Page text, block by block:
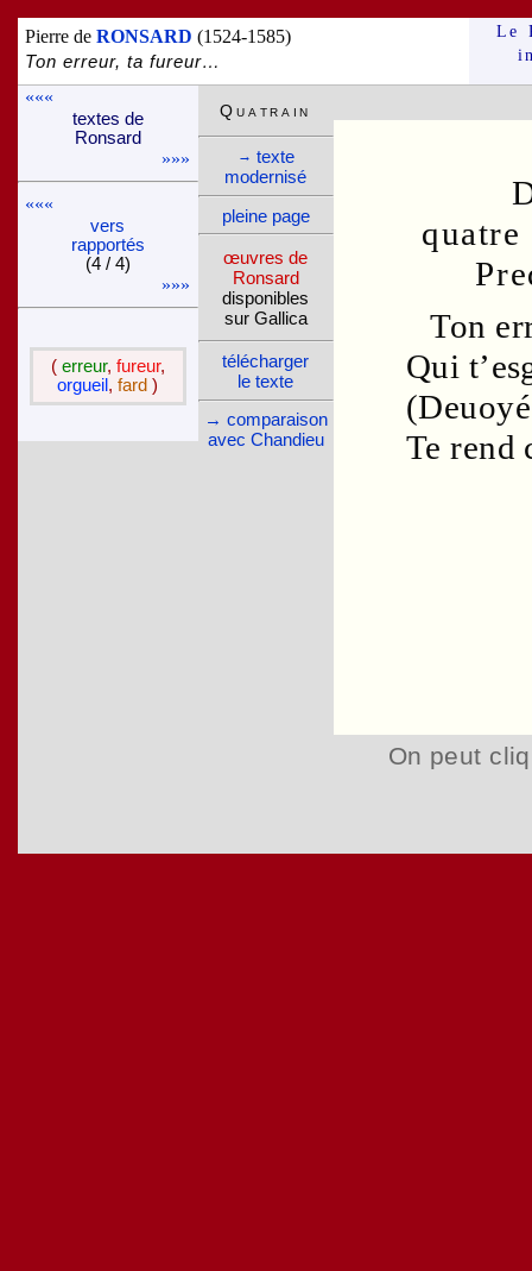
Pierre deRONSARD (1524-1585)
Ton erreur, ta fureur…
Le
«««
textes de
Ron­sard
»»»
«««
vers
rappor­tés
(4 / 4)
»»»
( erreur, fureur,
orgueil ,fard )
Ton
Qui
Te rend
On peut
Qua­train
→ texte
moder­nisé
pleine page
œuvres de
Ron­sard
dispo­nibles
sur Gallica
télé­charger
le texte
→ compa­rai­son
avec Chandieu